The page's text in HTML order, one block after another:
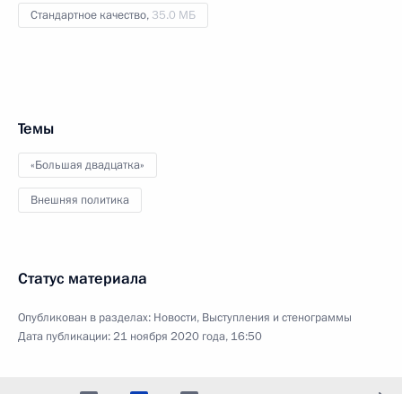
Стандартное качество, 35.0 МБ
Темы
«Большая двадцатка»
Внешняя политика
Статус материала
Опубликован в разделах: Новости, Выступления и стенограммы
Дата публикации:21 ноября 2020 года, 16:50